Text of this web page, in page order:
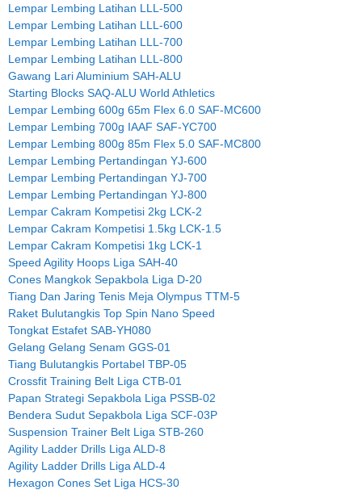
Lempar Lembing Latihan LLL-500
Lempar Lembing Latihan LLL-600
Lempar Lembing Latihan LLL-700
Lempar Lembing Latihan LLL-800
Gawang Lari Aluminium SAH-ALU
Starting Blocks SAQ-ALU World Athletics
Lempar Lembing 600g 65m Flex 6.0 SAF-MC600
Lempar Lembing 700g IAAF SAF-YC700
Lempar Lembing 800g 85m Flex 5.0 SAF-MC800
Lempar Lembing Pertandingan YJ-600
Lempar Lembing Pertandingan YJ-700
Lempar Lembing Pertandingan YJ-800
Lempar Cakram Kompetisi 2kg LCK-2
Lempar Cakram Kompetisi 1.5kg LCK-1.5
Lempar Cakram Kompetisi 1kg LCK-1
Speed Agility Hoops Liga SAH-40
Cones Mangkok Sepakbola Liga D-20
Tiang Dan Jaring Tenis Meja Olympus TTM-5
Raket Bulutangkis Top Spin Nano Speed
Tongkat Estafet SAB-YH080
Gelang Gelang Senam GGS-01
Tiang Bulutangkis Portabel TBP-05
Crossfit Training Belt Liga CTB-01
Papan Strategi Sepakbola Liga PSSB-02
Bendera Sudut Sepakbola Liga SCF-03P
Suspension Trainer Belt Liga STB-260
Agility Ladder Drills Liga ALD-8
Agility Ladder Drills Liga ALD-4
Hexagon Cones Set Liga HCS-30